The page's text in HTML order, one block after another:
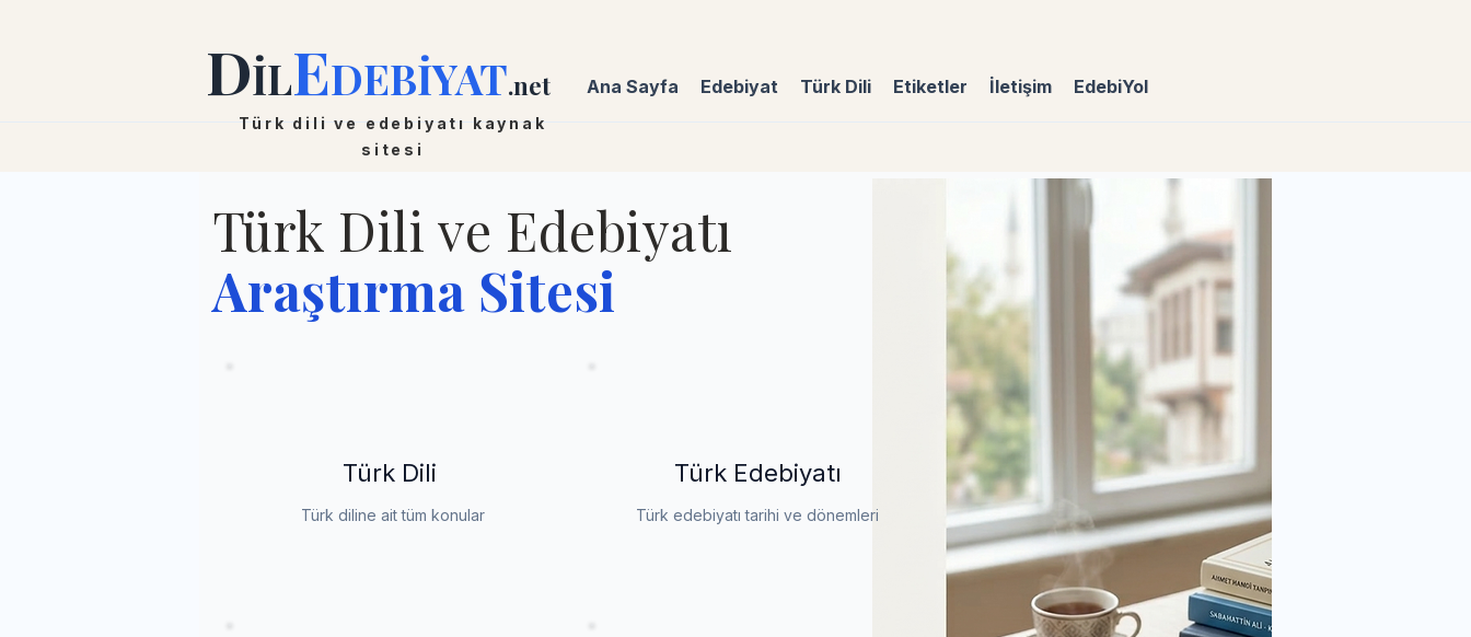
DİLEDEBİYAT.net Ana Sayfa Edebiyat Türk Dili Etiketler İletişim EdebiYol
Türk dili ve edebiyatı kaynak
sitesi
Türk Dili ve Edebiyatı
Araştırma Sitesi
Türk Dili
Türk diline ait tüm konular
Türk Edebiyatı
Türk edebiyatı tarihi ve dönemleri